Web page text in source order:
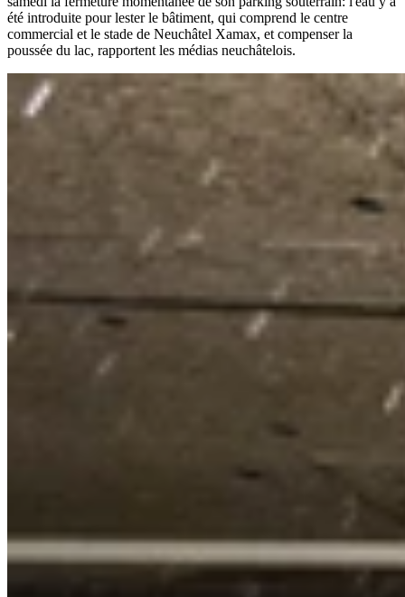
été introduite pour lester le bâtiment, qui comprend le centre
commercial et le stade de Neuchâtel Xamax, et compenser la
poussée du lac, rapportent les médias neuchâtelois.